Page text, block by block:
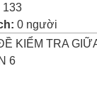
133
0 người
KIỂM TRA
6